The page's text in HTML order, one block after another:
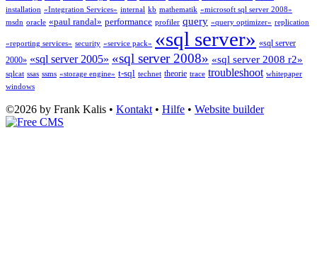
installation «Integration Services» internal kb mathematik «microsoft sql server 2008»
msdn oracle «paul randal» performance profiler query «query optimizer» replication
«reporting services» security «service pack» «sql server» «sql server
2000» «sql server 2005» «sql server 2008» «sql server 2008 r2»
sqlcat ssas ssms «storage engine» t-sql technet theorie trace troubleshoot whitepaper
windows
©2026 by Frank Kalis • Kontakt • Hilfe • Website builder